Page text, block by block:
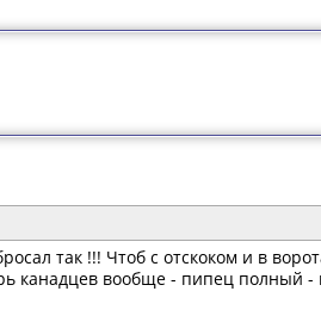
так !!! Чтоб с отскоком и в
канадцев вообще - пипец полный -